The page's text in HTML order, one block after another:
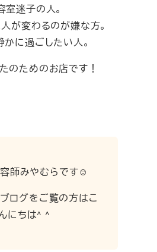
室迷子の人。
が変わるのが嫌な方。
かに過ごしたい人。
のためのお店です！
師みやむらです☺︎
ログをご覧の方はこ
にちは^ ^